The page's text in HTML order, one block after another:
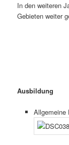
In den weiteren
Gebieten weiter
Ausbildung
Allgemeine